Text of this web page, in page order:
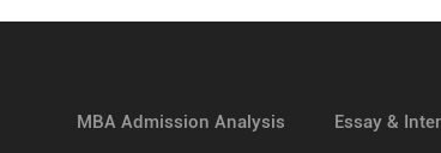
MBA Admission Analysis Essay &